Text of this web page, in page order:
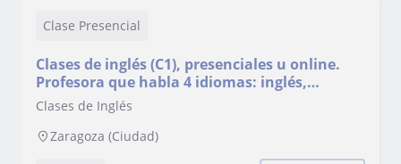
Clase Presencial
Clases de inglés (C1), presenciales u online.
Profesora que habla 4 idiomas: inglés,
español, checo y serbio
Clases de Inglés
Zaragoza (Ciudad)